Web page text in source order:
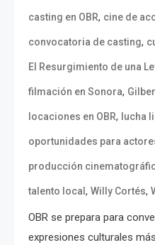
casting en OBR, cine de
convocatoria de casting,
El Resurgimiento de una
filmación en Sonora,
locaciones en OBR, lucha
oportunidades para
producción
talento local , Willy Cortés,
OBR se prepara para
expresiones culturales